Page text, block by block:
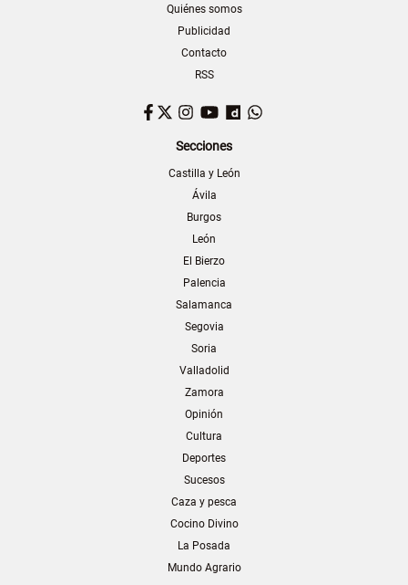
Quiénes somos
Publicidad
Contacto
RSS
Facebook
TwitterInstagram
YouTubeDailymotion
Secciones
Castilla y León
Ávila
Burgos
León
El Bierzo
Palencia
Salamanca
Segovia
Soria
Valladolid
Zamora
Opinión
Cultura
Deportes
Sucesos
Caza y pesca
Cocino Divino
La Posada
Mundo Agrario